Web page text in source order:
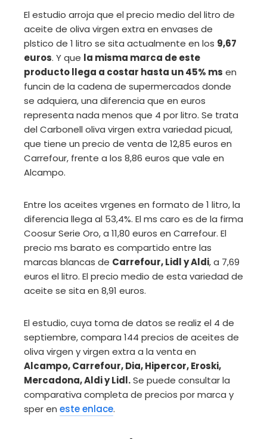
El estudio arroja que el precio medio del litro de
aceite de oliva virgen extra en envases de
plstico de 1 litro se sita actualmente en los 9,67
euros. Y que la misma marca de este
producto llega a costar hasta un 45% ms en
funcin de la cadena de supermercados donde
se adquiera, una diferencia que en euros
representa nada menos que 4 por litro. Se trata
del Carbonell oliva virgen extra variedad picual,
que tiene un precio de venta de 12,85 euros en
Carrefour, frente a los 8,86 euros que vale en
Alcampo.
Entre los aceites vrgenes en formato de 1 litro, la
diferencia llega al 53,4%. El ms caro es de la firma
Coosur Serie Oro, a 11,80 euros en Carrefour. El
precio ms barato es compartido entre las
marcas blancas de Carrefour, Lidl y Aldi, a 7,69
euros el litro. El precio medio de esta variedad de
aceite se sita en 8,91 euros.
El estudio, cuya toma de datos se realiz el 4 de
septiembre, compara 144 precios de aceites de
oliva virgen y virgen extra a la venta en
Alcampo, Carrefour, Dia, Hipercor, Eroski,
Mercadona, Aldi y Lidl.Se puede consultar la
comparativa completa de precios por marca y
sper en este enlace.